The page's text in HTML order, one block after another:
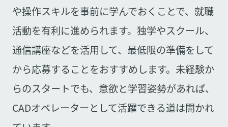
や操作スキルを事前に学んでおくことで、就職
活動を有利に進められます。独学やスクール、
通信講座などを活用して、最低限の準備をして
から応募することをおすすめします。未経験か
らのスタートでも、意欲と学習姿勢があれば、
CADオペレーターとして活躍できる道は開かれ